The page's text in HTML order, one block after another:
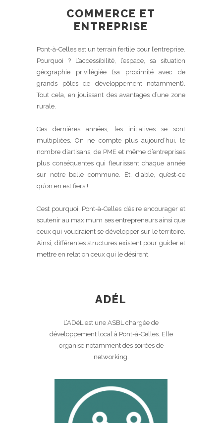
COMMERCE ET
ENTREPRISE
Pont-à-Celles est un terrain fertile pour l’entreprise.
Pourquoi ? L’accessibilité, l’espace, sa situation
géographie privilégiée (sa proximité avec de
grands pôles de développement notamment).
Tout cela, en jouissant des avantages d’une zone
rurale.
Ces dernières années, les initiatives se sont
multipliées. On ne compte plus aujourd’hui, le
nombre d’artisans, de PME et même d’entreprises
plus conséquentes qui fleurissent chaque année
sur notre belle commune. Et, diable, qu’est-ce
qu’on en est fiers !
C’est pourquoi, Pont-à-Celles désire encourager et
soutenir au maximum ses entrepreneurs ainsi que
ceux qui voudraient se développer sur le territoire.
Ainsi, différentes structures existent pour guider et
mettre en relation ceux qui le désirent.
ADÉL
L’ADéL est une ASBL chargée de
développement local à Pont-à-Celles. Elle
organise notamment des soirées de
networking.